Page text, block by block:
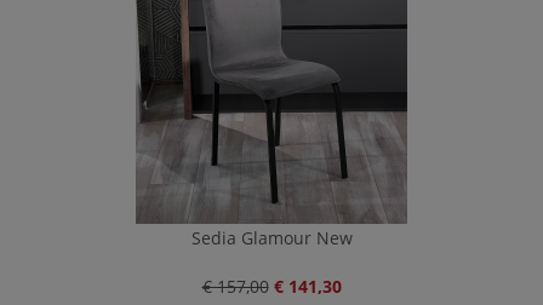
Sedia Glamour New
€ 157,00 € 141,30